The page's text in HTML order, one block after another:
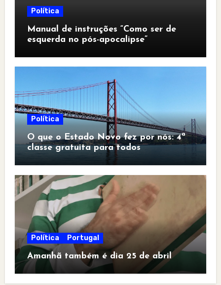
Política
Manual de instruções “Como ser de
esquerda no pós-apocalipse”
Política
O que o Estado Novo fez por nós: 4ª
classe gratuita para todos
Política Portugal
Amanhã também é dia 25 de abril